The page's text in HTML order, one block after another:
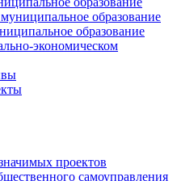
образование
образование
экономическом
проектов
самоуправления